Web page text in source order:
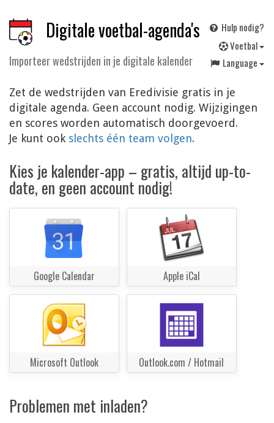
Digitale voetbal-agenda's
Importeer wedstrijden in je digitale kalender
Hulp nodig?
Voetbal
Language
Zet de wedstrijden van Eredivisie gratis in je
digitale agenda. Geen account nodig. Wijzigingen
en scores worden automatisch doorgevoerd.
Je kunt ook slechts één team volgen.
Kies je kalender-app – gratis, altijd up-to-
date, en geen account nodig!
Google Calendar Apple iCal
Microsoft Outlook Outlook.com / Hotmail
Problemen met inladen?